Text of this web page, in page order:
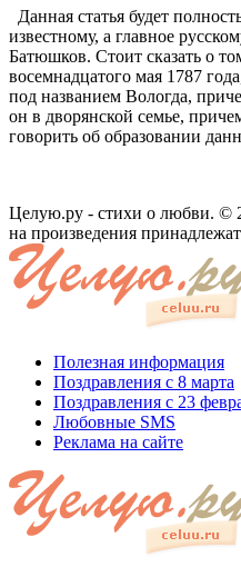
Данная статья будет
известному, а главное
Батюшков. Стоит сказать о
восемнадцатого мая 1787
под названием Вологда,
он в дворянской семье,
говорить об образовании
Целую.ру - стихи о любви. ©
на произведения
Полезная информация
Поздравления с 8 марта
Поздравления с 23
Любовные SMS
Реклама на сайте